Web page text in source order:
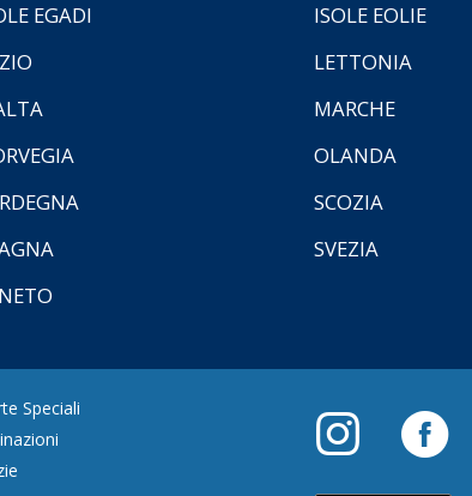
EGADI
ISOLE EOLIE
LETTONIA
MARCHE
OLANDA
SCOZIA
SVEZIA
Speciali